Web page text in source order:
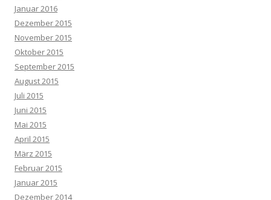
Januar 2016
Dezember 2015
November 2015
Oktober 2015
September 2015
August 2015
Juli 2015
Juni 2015
Mai 2015
April 2015
März 2015
Februar 2015
Januar 2015
Dezember 2014